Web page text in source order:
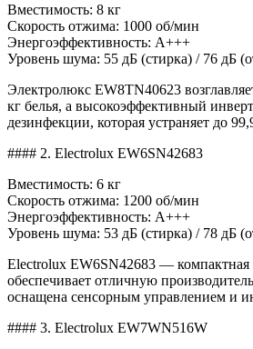
Вместимость: 8 кг
Скорость отжима: 1000 об/мин
Энергоэффективность: A+++
Уровень шума: 55 дБ (стирка) / 76 дБ
Электролюкс EW8TN40623
кг белья, а высокоэффективный
дезинфекции, которая устраняет до
#### 2. Electrolux EW6SN42683
Вместимость: 6 кг
Скорость отжима: 1200 об/мин
Энергоэффективность: A+++
Уровень шума: 53 дБ (стирка) / 78 дБ
Electrolux EW6SN42683 — компактная
обеспечивает отличную
оснащена сенсорным управлением и
#### 3. Electrolux EW7WN516W